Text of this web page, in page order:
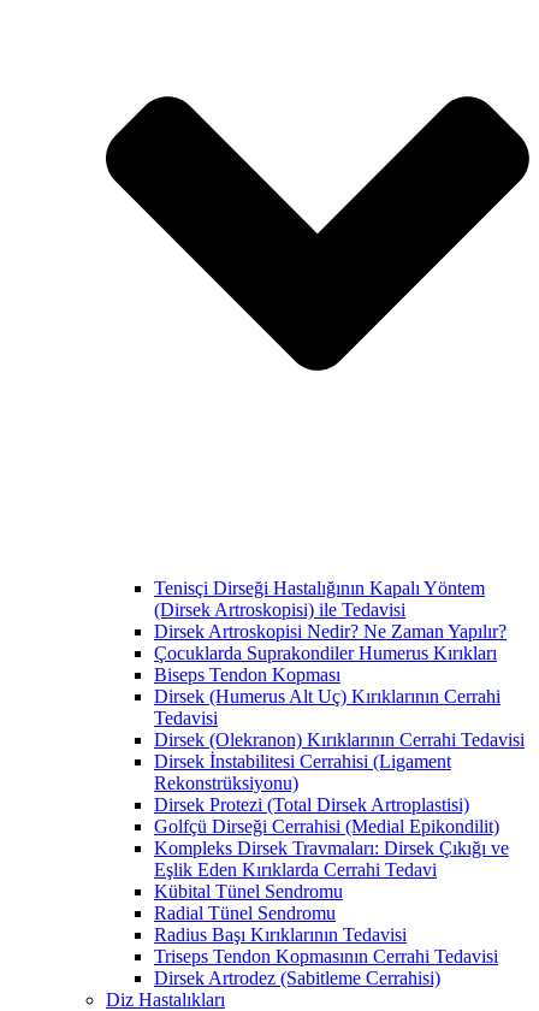
Tenisçi Dirseği Hastalığının Kapalı Yöntem
(Dirsek Artroskopisi) ile Tedavisi
Dirsek Artroskopisi Nedir? Ne Zaman Yapılır?
Çocuklarda Suprakondiler Humerus Kırıkları
Biseps Tendon Kopması
Dirsek (Humerus Alt Uç) Kırıklarının Cerrahi
Tedavisi
Dirsek (Olekranon) Kırıklarının Cerrahi Tedavisi
Dirsek İnstabilitesi Cerrahisi (Ligament
Rekonstrüksiyonu)
Dirsek Protezi (Total Dirsek Artroplastisi)
Golfçü Dirseği Cerrahisi (Medial Epikondilit)
Kompleks Dirsek Travmaları: Dirsek Çıkığı ve
Eşlik Eden Kırıklarda Cerrahi Tedavi
Kübital Tünel Sendromu
Radial Tünel Sendromu
Radius Başı Kırıklarının Tedavisi
Triseps Tendon Kopmasının Cerrahi Tedavisi
Dirsek Artrodez (Sabitleme Cerrahisi)
Diz Hastalıkları